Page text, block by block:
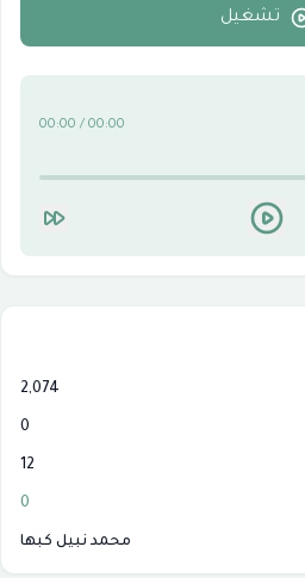
تشغيل
00:00 / 00:00
2,074
0
12
0
محمد نبيل كبها